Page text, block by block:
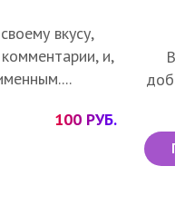
вкусу,
и,
100 РУБ.